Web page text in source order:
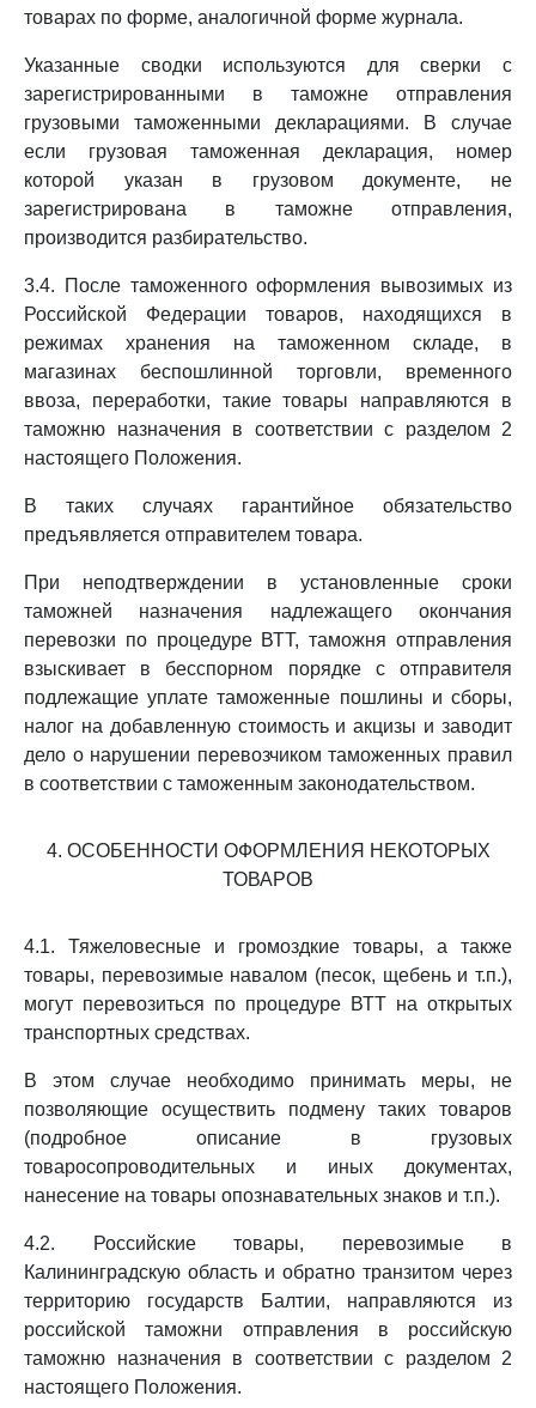
товарах по форме, аналогичной форме журнала.
Указанные сводки используются для сверки с
зарегистрированными в таможне отправления
грузовыми таможенными декларациями. В случае
если грузовая таможенная декларация, номер
которой указан в грузовом документе, не
зарегистрирована в таможне отправления,
производится разбирательство.
3.4. После таможенного оформления вывозимых из
Российской Федерации товаров, находящихся в
режимах хранения на таможенном складе, в
магазинах беспошлинной торговли, временного
ввоза, переработки, такие товары направляются в
таможню назначения в соответствии с разделом 2
настоящего Положения.
В таких случаях гарантийное обязательство
предъявляется отправителем товара.
При неподтверждении в установленные сроки
таможней назначения надлежащего окончания
перевозки по процедуре ВТТ, таможня отправления
взыскивает в бесспорном порядке с отправителя
подлежащие уплате таможенные пошлины и сборы,
налог на добавленную стоимость и акцизы и заводит
дело о нарушении перевозчиком таможенных правил
в соответствии с таможенным законодательством.
4. ОСОБЕННОСТИ ОФОРМЛЕНИЯ НЕКОТОРЫХ
ТОВАРОВ
4.1. Тяжеловесные и громоздкие товары, а также
товары, перевозимые навалом (песок, щебень и т.п.),
могут перевозиться по процедуре ВТТ на открытых
транспортных средствах.
В этом случае необходимо принимать меры, не
позволяющие осуществить подмену таких товаров
(подробное описание в грузовых
товаросопроводительных и иных документах,
нанесение на товары опознавательных знаков и т.п.).
4.2. Российские товары, перевозимые в
Калининградскую область и обратно транзитом через
территорию государств Балтии, направляются из
российской таможни отправления в российскую
таможню назначения в соответствии с разделом 2
настоящего Положения.